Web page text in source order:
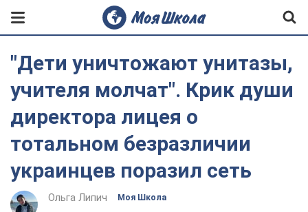
"Дети уничтожают унитазы,
учителя молчат". Крик души
директора лицея о
тотальном безразличии
украинцев поразил сеть
Ольга Липич Моя Школа